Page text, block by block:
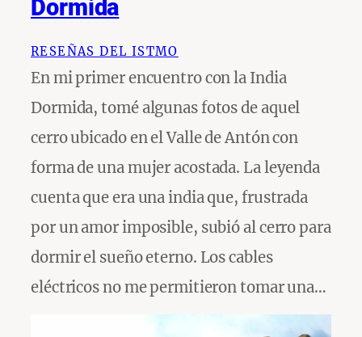
Dormida
RESEÑAS DEL ISTMO
En mi primer encuentro con la India
Dormida, tomé algunas fotos de aquel
cerro ubicado en el Valle de Antón con
forma de una mujer acostada. La leyenda
cuenta que era una india que, frustrada
por un amor imposible, subió al cerro para
dormir el sueño eterno. Los cables
eléctricos no me permitieron tomar una…